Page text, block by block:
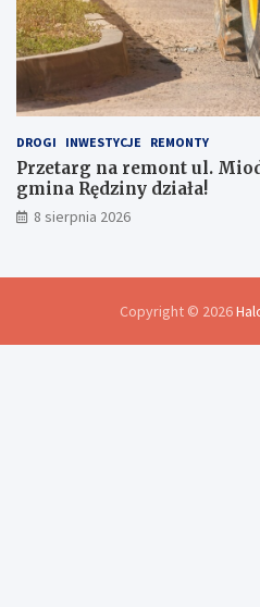
DROGI INWESTYCJE REMONTY
Przetarg na remont ul.
gmina Rędziny działa!
8 sierpnia 2026
Copyright © 2026